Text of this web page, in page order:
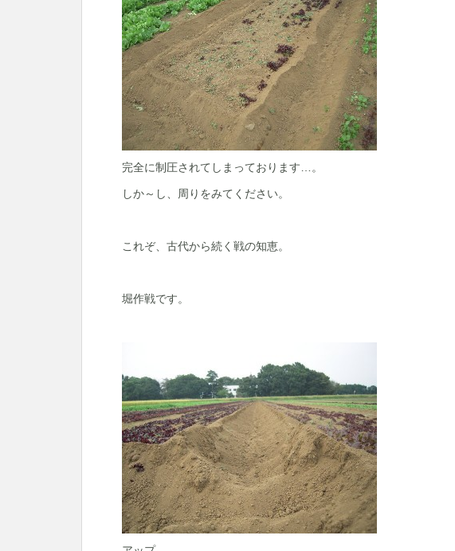
完全に制圧されてしまっております…。
しか～し、周りをみてください。
これぞ、古代から続く戦の知恵。
堀作戦です。